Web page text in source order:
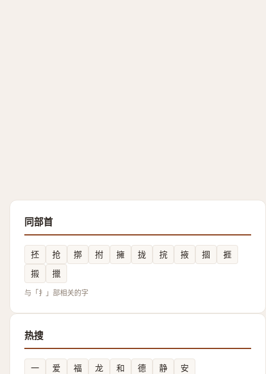
同部首
抷 抢 㨯 拊 擁 拢 捖 掖 㧽
捱
摋
擸
与「扌」部相关的字
热搜
一 爱 福 龙 和 德 静 安